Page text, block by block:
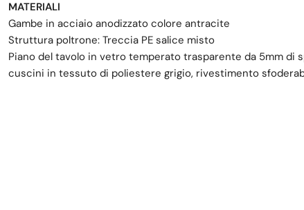
MATERIALI
Gambe in acciaio anodizzato colore antracite
Struttura poltrone: Treccia PE salice misto
Piano del tavolo in vetro temperato trasparente da 5mm di
cuscini in tessuto di poliestere grigio, rivestimento